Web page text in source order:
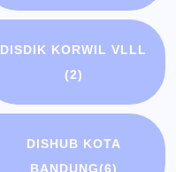
DISDIK KORWIL VLLL
(2)
DISHUB KOTA
BANDUNG(6)